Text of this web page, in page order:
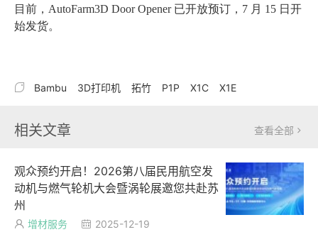
目前，AutoFarm3D Door Opener 已开放预订，7 月 15 日开
始发货。
 Bambu 3D打印机 拓竹 P1P X1C X1E
相关文章 查看全部 
观众预约开启！2026第八届民用航空发
动机与燃气轮机大会暨涡轮展邀您共赴苏
州
 增材服务  2025-12-19